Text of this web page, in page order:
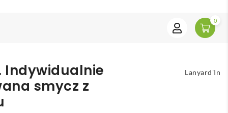
0
Indywidualnie
smycz z
Lanyard'In